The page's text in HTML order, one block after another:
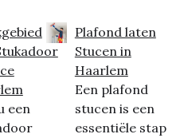
een
Plafond laten
Stucen in
Haarlem
Een plafond
stucen is een
essentiële stap